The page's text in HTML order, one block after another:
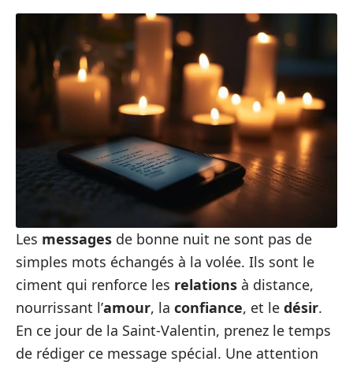
Les messages de bonne nuit ne sont pas de
simples mots échangés à la volée. Ils sont le
ciment qui renforce les relations à distance,
nourrissant l’amour, la confiance, et le désir.
En ce jour de la Saint-Valentin, prenez le temps
de rédiger ce message spécial. Une attention